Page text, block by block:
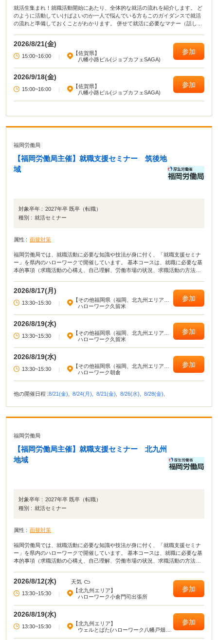
就活生集まれ！就職活動開始にあたり、全体的な就活の流れを紹介します。 ど
のように活動していけばよいのか一人で悩んでいる方もこのガイダンスで就活
の流れと準備しておくことがわかります。 併せて就活に必要なマナー（話し
2026/8/21(金)
15:00~16:00 |
【佐賀県】
八幡小路ビル(ジョブカフェSAGA)
参加
2026/9/18(金)
15:00~16:00 |
【佐賀県】
八幡小路ビル(ジョブカフェSAGA)
参加
福岡労働局
【福岡労働局主催】就職支援セミナー 筑後地
域
対象卒年 : 2027年卒 既卒（転職）
種別 : 就活セミナー
属性 : 面接対策
福岡労働局では、就職活動に必要な知識や技法が身に付く、「就職支援セミナ
ー」を県内のハローワークで開催しています。 基本コースは、就職に必要な基
本的事項（求職活動の心構え、自己理解、労働市場の状況、求職活動の方法・
セミナーです。目的に合わせて、2種類のセミナーを開催しています。
2026/8/17(月)
13:30~15:30 |
【その他福岡県（福岡、北九州エリア以
外）】
ハローワーク久留米
参加
2026/8/19(水)
13:30~15:30 |
【その他福岡県（福岡、北九州エリア以
外）】
ハローワーク久留米
参加
2026/8/19(水)
13:30~15:30 |
【その他福岡県（福岡、北九州エリア以
外）】
ハローワーク朝倉
参加
他の開催日程 :8/21(金), 8/24(月), 8/21(金), 8/26(水), 8/28(金),
福岡労働局
【福岡労働局主催】就職支援セミナー 北九州
地域
対象卒年 : 2027年卒 既卒（転職）
種別 : 就活セミナー
属性 : 面接対策
福岡労働局では、就職活動に必要な知識や技法が身に付く、「就職支援セミナ
ー」を県内のハローワークで開催しています。 基本コースは、就職に必要な基
本的事項（求職活動の心構え、自己理解、労働市場の状況、求職活動の方法・
セミナーです。目的に合わせて、2種類のセミナーを開催しています。
2026/8/12(水)
天気
13:30~15:30
|
【北九州エリア】
ハローワーク小倉門司出張所
参加
2026/8/19(水)
13:30~15:30 |
【北九州エリア】
ウェルとばた(ハローワーク八幡戸畑分
参加